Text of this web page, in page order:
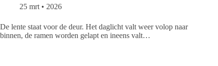
25 mrt • 2026
De lente staat voor de deur. Het daglicht valt weer volop naar
binnen, de ramen worden gelapt en ineens valt…